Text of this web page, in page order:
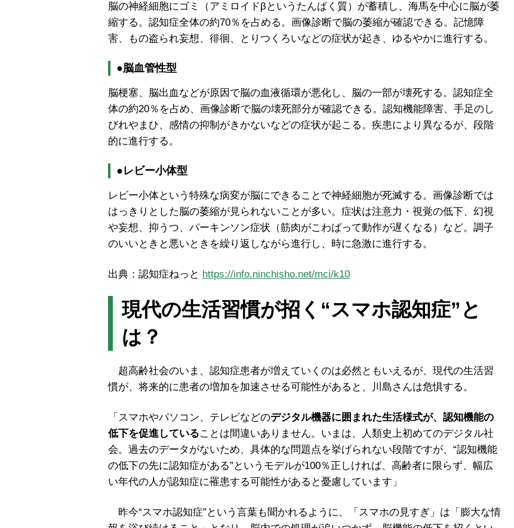
脳の神経細胞にゴミ（アミロイドβ というたんぱく質）が蓄積し、海馬を中心に脳が萎
縮する。認知症全体の約70％を占める。画像診断で脳の萎縮が確認できる。記憶障
害、もの盗られ妄想、徘徊、とりつくろいなどの症状が起き、ゆるやかに進行する。
●脳血管性型
脳梗塞、脳出血などが原因で脳の血液循環が悪化し、脳の一部が壊死する。認知症全
体の約20％を占め、画像診断で脳の壊死部分が確認できる。認知機能障害、手足のし
びれやまひ、感情の抑制がきかないなどの症状が起こる。疾患により異なるが、段階
的に進行する。
●レビー小体型
レビー小体という特殊な病変が脳にできることで神経細胞が死滅する。画像診断では
はっきりとした脳の萎縮が見られないことが多い。症状は注意力・視覚の低下、幻視
や妄想、抑うつ、パーキンソン症状（筋肉がこわばって動作が遅くなる）など。調子
のいいときと悪いときを繰り返しながら進行し、時に急激に進行する。
出典：認知症ねっと https://info.ninchisho.net/mci/k10
現代の生活習慣が招く “スマホ認知症”と
は？
超高齢社会のいま、認知症患者が増えていくのは必然ともいえるが、現代の生活習
慣が、将来的に患者の増加を加速させる可能性があると、川島さんは危惧する。
「スマホやパソコン、テレビなどのデジタル機器に囲まれた生活様式が、認知機能の
低下を促進していることは間違いありません。いまは、人類史上初めてのデジタル社
会。過去のデータがないため、具体的な問題点を挙げられない段階ですが、 “認知機能
の低下の先に認知症がある” というモデルが100％正しければ、高齢者に限らず、幅広
い年代の人が認知症に罹患する可能性があると憂慮しています」
昨今“スマホ認知症” という言葉も聞かれるように、「スマホの見すぎ」は「膨大な情